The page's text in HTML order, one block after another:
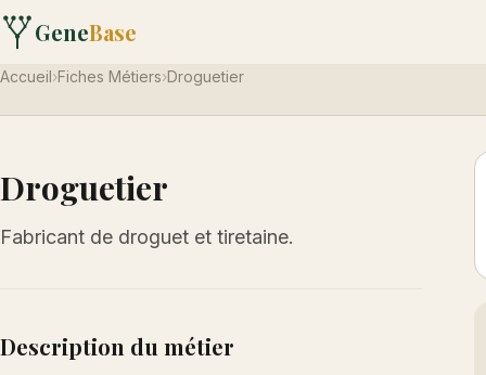
GeneBase
Accueil›Fiches Métiers›Droguetier
Droguetier
Fabricant de droguet et tiretaine.
Description du métier